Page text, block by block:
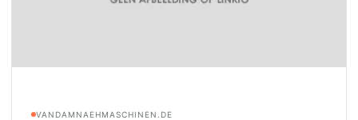
VANDAMNAEHMASCHINEN.DE